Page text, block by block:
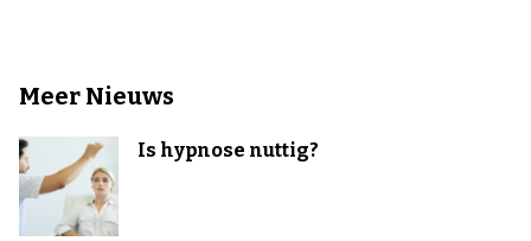
Meer Nieuws
Is hypnose nuttig?